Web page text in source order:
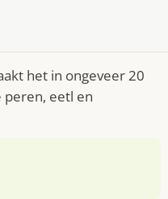
het in ongeveer 20
peren, eetl en